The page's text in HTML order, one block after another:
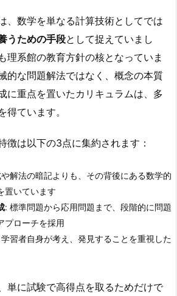
、数学を単なる計算技術としてでは
うための手段として捉えていまし
理系館の教育方針の核となっていま
的な問題解法ではなく、概念の本質
に重点を置いたカリキュラムは、多
得ています。
徴は以下の3点に集約されます：
解法の暗記よりも、その背後にある数学的
置いています
: 標準問題から応用問題まで、段階的に問題
プローチを採用
学習者自身が考え、発見することを重視した
単に試験で高得点を取るためだけで